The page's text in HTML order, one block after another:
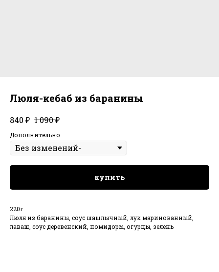
Люля-кебаб из баранины
840 ₽ 1 090₽
Дополнительно
купить
220г
Люля из баранины, соус шашлычный, лук маринованный,
лаваш, соус деревенский, помидоры, огурцы, зелень